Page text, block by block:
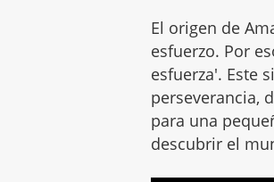
El origen de
esfuerzo. Por
esfuerza'. Este
perseverancia,
para una
descubrir el